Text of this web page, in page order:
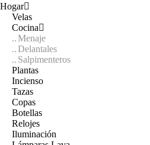
Hogar
Velas
Cocina
Menaje
Delantales
Salpimenteros
Plantas
Incienso
Tazas
Copas
Botellas
Relojes
Iluminación